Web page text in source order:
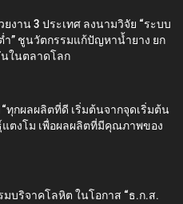
งาน 3 ประเทศ ลงนามวิจัย “ระบบ
ำ” ชูนวัตกรรมแก้ปัญหาน้ำยาง ยก
ในตลาดโลก
ทุกผลผลิตที่ดี เริ่มต้นจากจุดเริ่มต้น
ตงโม เพื่อผลผลิตที่มีคุณภาพของ
มบริจาคโลหิต ในโอกาส “ธ.ก.ส.